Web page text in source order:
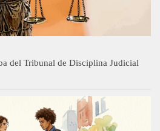
del Tribunal de Disciplina Judicial